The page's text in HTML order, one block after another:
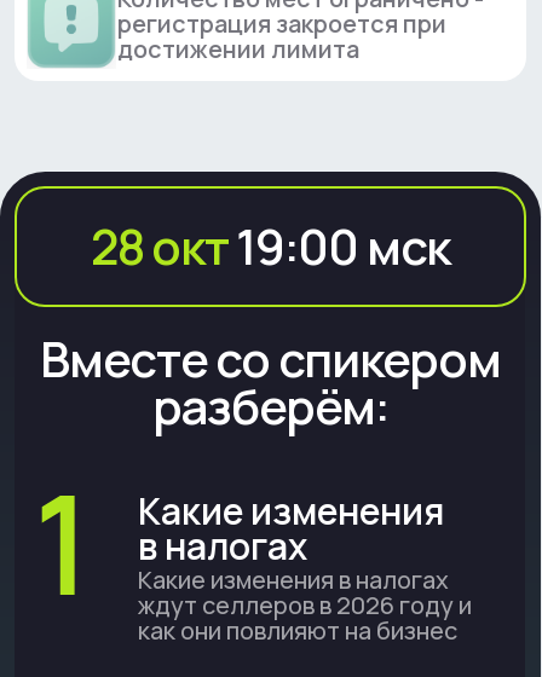
Полезные ресурсы
и контакты
для дальнейшей работы
селлеров
которые приводят к
способы их избежать
Как правильно
выстроить
вебинара получит:
Каждый участник